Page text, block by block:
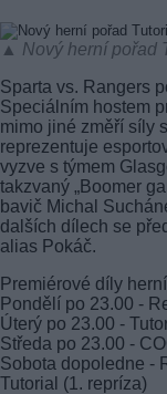
▲ Nový herní pořad
Sparta vs. Rangers
Speciálním hostem
mimo jiné změří síly
reprezentuje
vyzve s týmem
takzvaný „Boomer
bavič Michal
dalších dílech se
alias Pokáč.
Premiérové díly
Pondělí po 23.00 -
Úterý po 23.00 -
Středa po 23.00 -
Sobota dopoledne -
Tutorial (1. repríza)